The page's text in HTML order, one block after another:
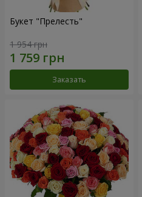
Букет "Прелесть"
1 954 грн
Заказать